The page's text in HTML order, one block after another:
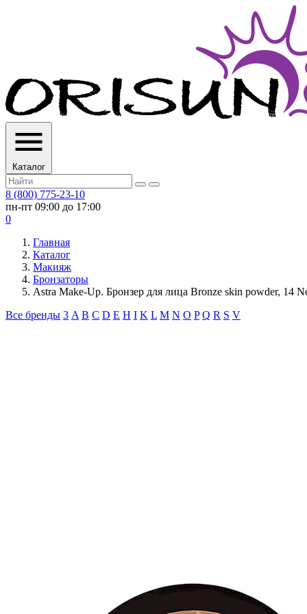
Каталог
8 (800) 775-23-10
пн-пт 09:00 до 17:00
0
Главная
Каталог
Макияж
Бронзаторы
Astra Make-Up. Бронзер для лица Bronze skin powder, 14
Все бренды 3 A B C D E H I K L M N O P Q R S V